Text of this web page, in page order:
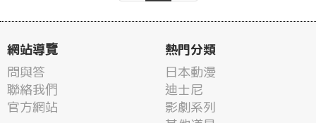
網站導覽
問與答
聯絡我們
官方網站
熱門分類
日本動漫
迪士尼
影劇系列